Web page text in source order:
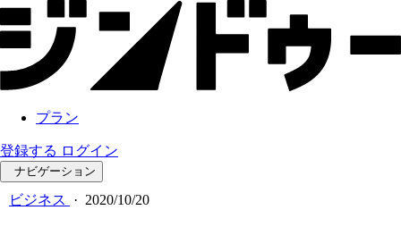
プラン
登録する ログイン
ナビゲーション
ビジネス · 2020/10/20